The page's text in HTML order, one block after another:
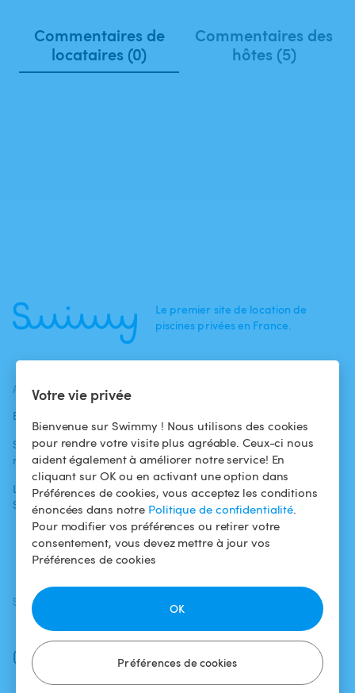
Votre vie privée
Bienvenue sur Swimmy ! Nous utilisons des cookies
pour rendre votre visite plus agréable. Ceux-ci nous
aident également à améliorer notre service! En
cliquant sur OK ou en activant une option dans
Préférences de cookies, vous acceptez les conditions
énoncées dans notre Politique de confidentialité.
Pour modifier vos préférences ou retirer votre
consentement, vous devez mettre à jour vos
Préférences de cookies
Préférences de cookies
OK
Commentaires de
locataires (0)
Commentaires des
hôtes (5)
Le premier site de location de
piscines privées en France.
ACTUALITÉS
Blog
Swimmy dans les
médias
L'aventure
Swimmy
baigneurs
Pour les
propriétaires
Louer ma piscine
Comment ça
marche ?
Conditions
d'utilisation
Politique de
confidentialité
Mentions légales
SUIVEZ-NOUS
Facebook
Instagram